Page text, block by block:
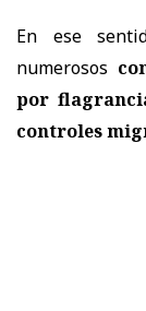
En ese
numerosos
por
controles